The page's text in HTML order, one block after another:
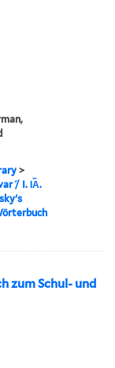
>
́/ I. I︠A︡.
zum Schul- und